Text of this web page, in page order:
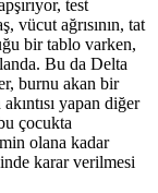
test
vücut ağrısının, tat
bir tablo varken,
Bu da Delta
burnu akan bir
yapan diğer
çocukta
olana kadar
karar verilmesi